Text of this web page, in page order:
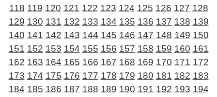
118 119 120 121 122 123 124 125 126 127 128
129 130 131 132 133 134 135 136 137 138 139
140 141 142 143 144 145 146 147 148 149 150
151 152 153 154 155 156 157 158 159 160 161
162 163 164 165 166 167 168 169 170 171 172
173 174 175 176 177 178 179 180 181 182 183
184 185 186 187 188 189 190 191 192 193 194